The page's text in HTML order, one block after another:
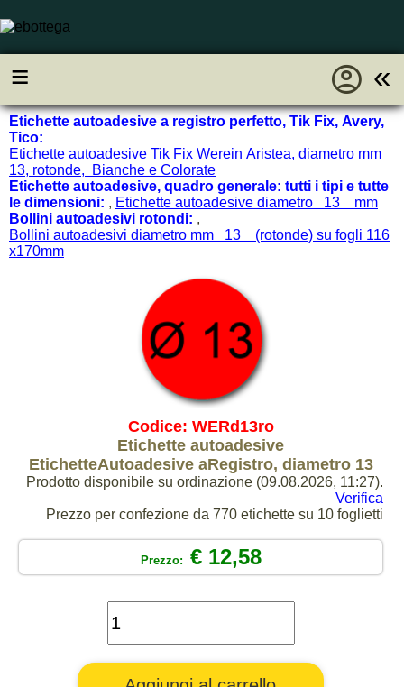
≡ «
account_circle
Etichette autoadesive a registro perfetto, Tik Fix, Avery,
Tico:
Etichette autoadesive Tik Fix Werein Aristea, diametro mm
13, rotonde, Bianche e Colorate
Etichette autoadesive, quadro generale: tutti i tipi e tutte
le dimensioni: , Etichette autoadesive diametro 13 mm
Bollini autoadesivi rotondi: ,
Bollini autoadesivi diametro mm 13 (rotonde) su fogli 116
x170mm
Codice: WERd13ro
Etichette autoadesive
EtichetteAutoadesive aRegistro, diametro 13
Prodotto disponibile su ordinazione (09.08.2026, 11:27).
Verifica
Prezzo per confezione da 770 etichette su 10 foglietti
Prezzo: € 12,58